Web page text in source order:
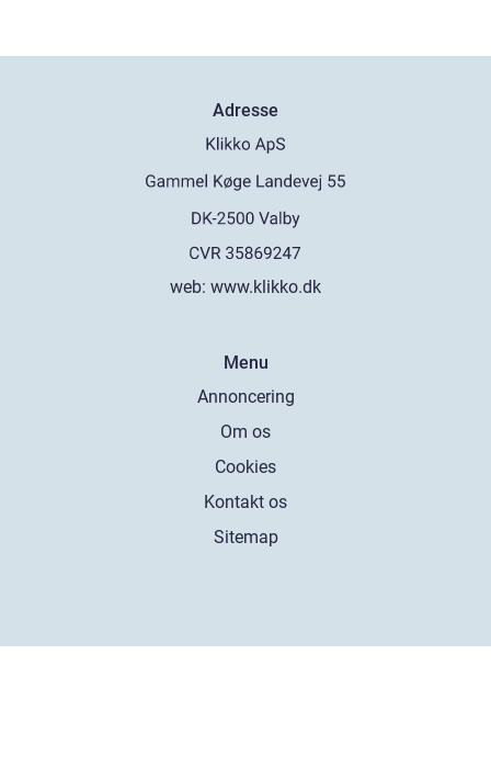
Adresse
web: www.klikko.dk
Menu
Annoncering
Om os
Cookies
Kontakt os
Sitemap